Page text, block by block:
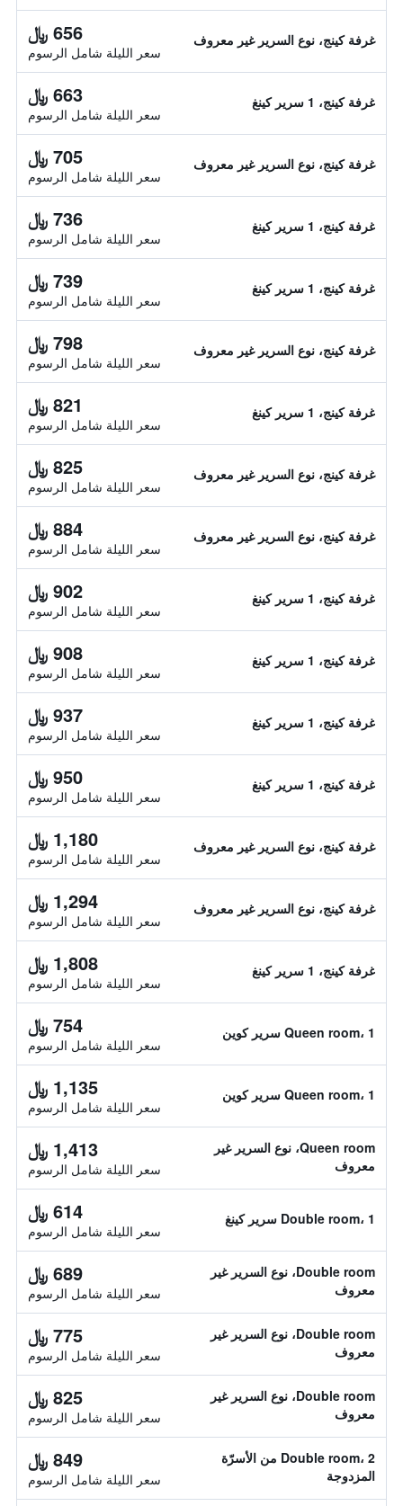
غرفة كينج، نوع السرير غير معروف 656 ﷼
سعر الليلة شامل الرسوم
غرفة كينج، 1 سرير كينغ 663 ﷼
سعر الليلة شامل الرسوم
غرفة كينج، نوع السرير غير معروف 705 ﷼
سعر الليلة شامل الرسوم
غرفة كينج، 1 سرير كينغ 736 ﷼
سعر الليلة شامل الرسوم
غرفة كينج، 1 سرير كينغ 739 ﷼
سعر الليلة شامل الرسوم
غرفة كينج، نوع السرير غير معروف 798 ﷼
سعر الليلة شامل الرسوم
غرفة كينج، 1 سرير كينغ 821 ﷼
سعر الليلة شامل الرسوم
غرفة كينج، نوع السرير غير معروف 825 ﷼
سعر الليلة شامل الرسوم
غرفة كينج، نوع السرير غير معروف 884 ﷼
سعر الليلة شامل الرسوم
غرفة كينج، 1 سرير كينغ 902 ﷼
سعر الليلة شامل الرسوم
غرفة كينج، 1 سرير كينغ 908 ﷼
سعر الليلة شامل الرسوم
غرفة كينج، 1 سرير كينغ 937 ﷼
سعر الليلة شامل الرسوم
غرفة كينج، 1 سرير كينغ 950 ﷼
سعر الليلة شامل الرسوم
غرفة كينج، نوع السرير غير معروف 1,180 ﷼
سعر الليلة شامل الرسوم
غرفة كينج، نوع السرير غير معروف 1,294 ﷼
سعر الليلة شامل الرسوم
غرفة كينج، 1 سرير كينغ 1,808 ﷼
سعر الليلة شامل الرسوم
Queen room، 1 سرير كوين 754 ﷼
سعر الليلة شامل الرسوم
Queen room، 1 سرير كوين 1,135 ﷼
سعر الليلة شامل الرسوم
Queen room، نوع السرير غير
معروف
1,413 ﷼
سعر الليلة شامل الرسوم
Double room، 1 سرير كينغ 614 ﷼
سعر الليلة شامل الرسوم
Double room، نوع السرير غير
معروف
689 ﷼
سعر الليلة شامل الرسوم
Double room، نوع السرير غير
معروف
775 ﷼
سعر الليلة شامل الرسوم
Double room، نوع السرير غير
معروف
825 ﷼
سعر الليلة شامل الرسوم
Double room، 2 من الأسرّة
المزدوجة
849 ﷼
سعر الليلة شامل الرسوم